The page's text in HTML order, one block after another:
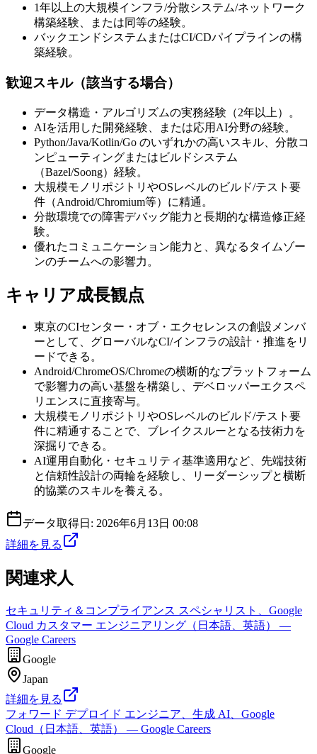
1年以上の大規模インフラ/分散システム/ネットワーク
構築経験、または同等の経験。
バックエンドシステムまたはCI/CDパイプラインの構
築経験。
歓迎スキル（該当する場合）
データ構造・アルゴリズムの実務経験（2年以上）。
AIを活用した開発経験、または応用AI分野の経験。
Python/Java/Kotlin/Go のいずれかの高いスキル、分散コ
ンピューティングまたはビルドシステム
（Bazel/Soong）経験。
大規模モノリポジトリやOSレベルのビルド/テスト要
件（Android/Chromium等）に精通。
分散環境での障害デバッグ能力と長期的な構造修正経
験。
優れたコミュニケーション能力と、異なるタイムゾー
ンのチームへの影響力。
キャリア成長観点
東京のCIセンター・オブ・エクセレンスの創設メンバ
ーとして、グローバルなCI/インフラの設計・推進をリ
ードできる。
Android/ChromeOS/Chromeの横断的なプラットフォーム
で影響力の高い基盤を構築し、デベロッパーエクスペ
リエンスに直接寄与。
大規模モノリポジトリやOSレベルのビルド/テスト要
件に精通することで、ブレイクスルーとなる技術力を
深掘りできる。
AI運用自動化・セキュリティ基準適用など、先端技術
と信頼性設計の両輪を経験し、リーダーシップと横断
的協業のスキルを養える。
データ取得日: 2026年6月13日 00:08
詳細を見る
関連求人
セキュリティ＆コンプライアンス スペシャリスト、Google
Cloud カスタマー エンジニアリング（日本語、英語） —
Google Careers
Google
Japan
詳細を見る
フォワード デプロイド エンジニア、生成 AI、Google
Cloud（日本語、英語） — Google Careers
Google